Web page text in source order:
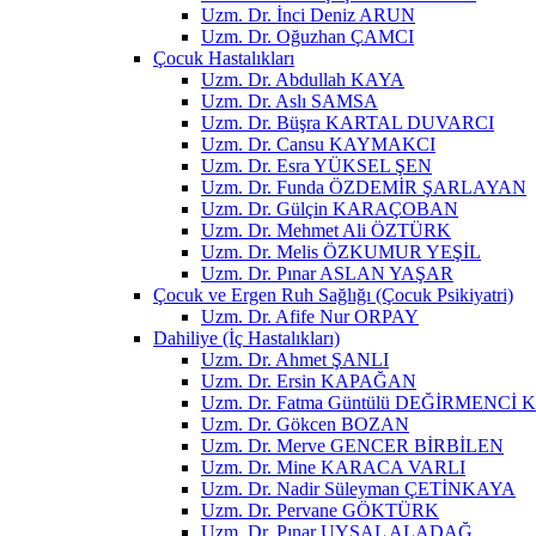
Uzm. Dr. İnci Deniz ARUN
Uzm. Dr. Oğuzhan ÇAMCI
Çocuk Hastalıkları
Uzm. Dr. Abdullah KAYA
Uzm. Dr. Aslı SAMSA
Uzm. Dr. Büşra KARTAL DUVARCI
Uzm. Dr. Cansu KAYMAKCI
Uzm. Dr. Esra YÜKSEL ŞEN
Uzm. Dr. Funda ÖZDEMİR ŞARLAYAN
Uzm. Dr. Gülçin KARAÇOBAN
Uzm. Dr. Mehmet Ali ÖZTÜRK
Uzm. Dr. Melis ÖZKUMUR YEŞİL
Uzm. Dr. Pınar ASLAN YAŞAR
Çocuk ve Ergen Ruh Sağlığı (Çocuk Psikiyatri)
Uzm. Dr. Afife Nur ORPAY
Dahiliye (İç Hastalıkları)
Uzm. Dr. Ahmet ŞANLI
Uzm. Dr. Ersin KAPAĞAN
Uzm. Dr. Fatma Güntülü DEĞİRMENCİ
Uzm. Dr. Gökcen BOZAN
Uzm. Dr. Merve GENCER BİRBİLEN
Uzm. Dr. Mine KARACA VARLI
Uzm. Dr. Nadir Süleyman ÇETİNKAYA
Uzm. Dr. Pervane GÖKTÜRK
Uzm. Dr. Pınar UYSAL ALADAĞ